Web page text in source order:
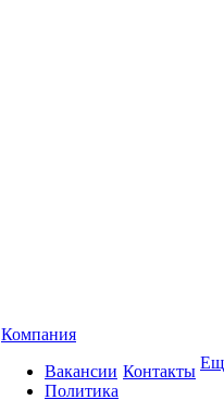
Компания
Вакансии
Политика
Контакты